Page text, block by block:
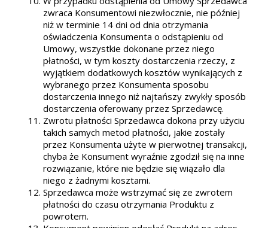
zwraca Konsumentowi niezwłocznie, nie później
niż w terminie 14 dni od dnia otrzymania
oświadczenia Konsumenta o odstąpieniu od
Umowy, wszystkie dokonane przez niego
płatności, w tym koszty dostarczenia rzeczy, z
wyjątkiem dodatkowych kosztów wynikających z
wybranego przez Konsumenta sposobu
dostarczenia innego niż najtańszy zwykły sposób
dostarczenia oferowany przez Sprzedawcę.
Zwrotu płatności Sprzedawca dokona przy użyciu
takich samych metod płatności, jakie zostały
przez Konsumenta użyte w pierwotnej transakcji,
chyba że Konsument wyraźnie zgodził się na inne
rozwiązanie, które nie będzie się wiązało dla
niego z żadnymi kosztami.
Sprzedawca może wstrzymać się ze zwrotem
płatności do czasu otrzymania Produktu z
powrotem.